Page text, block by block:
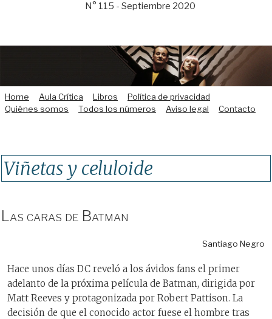
N° 115 - Septiembre 2020
Home Aula Crítica Libros
Política de privacidad
Quiénes somos
Todos los números Aviso legal Contacto
Viñetas y celuloide
Las caras de Batman
Santiago Negro
Hace unos días DC reveló a los ávidos fans el primer
adelanto de la próxima película de Batman, dirigida por
Matt Reeves y protagonizada por Robert Pattison. La
decisión de que el conocido actor fuese el hombre tras